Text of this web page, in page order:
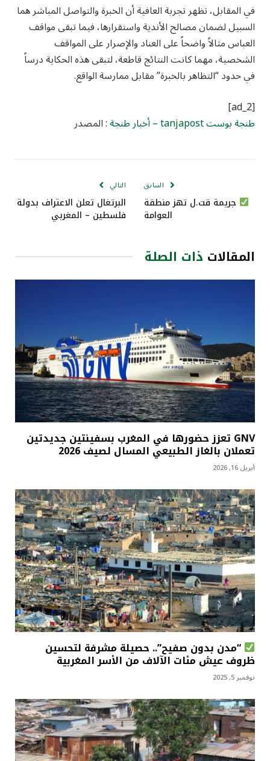
في المقابل، تظهر تجربة العافية أن الخبرة والتواصل المباشر هما
السبيل لضمان مصالح الأندية واستقرارها، فيما تبقى مواقف
العباس مثالاً واضحاً على العناد والإصرار على المواقف
الشخصية، مهما كانت النتائج قاطعة، لتبقى هذه الحكاية درساً
في حدود “التظاهر بالخبرة” مقابل ممارسة الواقع.
[ad_2]
طنجة بوست tanjapost – أخبار طنجة : المصدر
السابق
جريمة قت.ل تهز منطقة
العوامة
التالي
البرتغال تعلن الاعتراف بدولة
فلسطين – المغربي
المقالات ذات الصلة
GNV تعزز حضورها في المغرب بسفينتين جديدتين
تعملان بالغاز الطبيعي المسال لصيف 2026
أبريل 16, 2026
“مدن بدون صفيح”.. حصيلة مشرفة لتحسين
ظروف عيش مئات الآلاف من الأسر المغربية
نوفمبر 5, 2025